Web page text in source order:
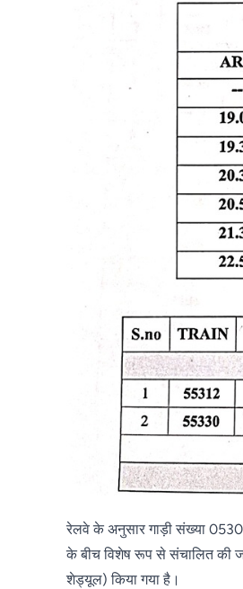
रेलवे के अनुसार गाड़ी संख्या
के बीच विशेष रूप से संचालित की
शेड्यूल) किया गया है।